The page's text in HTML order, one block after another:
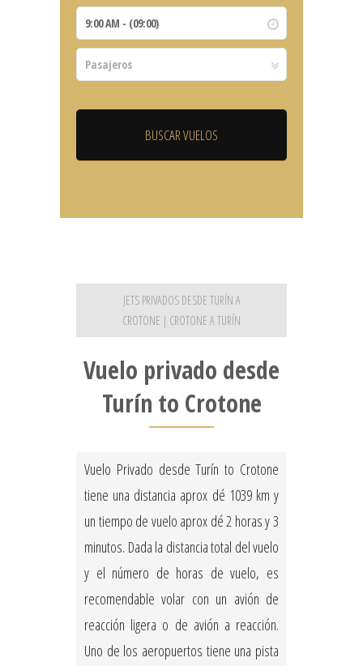
JETS PRIVADOS DESDE TURÍN A
CROTONE | CROTONE A TURÍN
Vuelo privado desde
Turín to Crotone
Vuelo Privado desde Turín to Crotone
tiene una distancia aprox dé 1039 km y
un tiempo de vuelo aprox dé 2 horas y 3
minutos. Dada la distancia total del vuelo
y el número de horas de vuelo, es
recomendable volar con un avión de
reacción ligera o de avión a reacción.
Uno de los aeropuertos tiene una pista